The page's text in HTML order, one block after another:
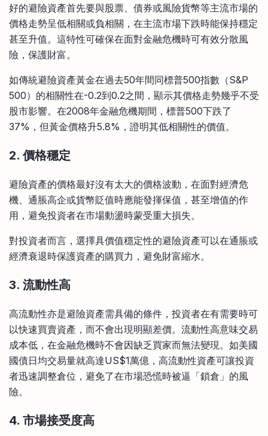
好的避險資產首先要與股票、債券或風險貨幣等主流市場的
價格走勢呈低相關或負相關，在主流市場下跌時能保持穩定
甚至升值。這特性可確保在面對金融危機時可有效分散風
險，保護財富。
如傳統避險資產黃金在過去50年間同標普500指數（S&P
500）的相關性在-0.2到0.2之間，顯示其價格走勢幾乎不受
股市影響。在2008年金融危機期間，標普500下跌了
37%，但黃金價格升5.8%，證明其低相關性的價值。
2. 價格穩定
避險資產的價格最好沒有太大的價格波動，在面對經濟危
機、通脹高企或貨幣貶值時應能發揮保值，甚至增值的作
用，避免投資者在市場動盪時蒙受重大損失。
對投資者而言，選擇具價值穩定性的避險資產可以在通脹或
經濟衰退時保護資產的購買力，避免財富縮水。
3. 流動性高
高流動性亦是避險資產需具備的條件，投資者在有需要時可
以快速買賣資產，而不會出現明顯差價。流動性高意味交易
成本低，在金融危機時不會因缺乏買家而無法變現。如美國
國債日均交易量就高達US$1萬億，高流動性資產可讓投資
者迅速調整倉位，避免了在市場恐慌時被逼「鎖倉」的風
險。
4. 市場接受度高